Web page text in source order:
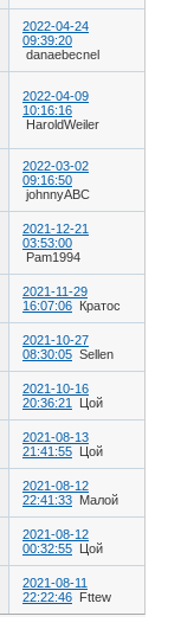
2022-04-24
09:39:20
danaebecnel
2022-04-09
10:16:16
HaroldWeiler
2022-03-02
09:16:50
johnnyABC
2021-12-21
03:53:00
Pam1994
2021-11-29
16:07:06 Кратос
2021-10-27
08:30:05 Sellen
2021-10-16
20:36:21
Цой
2021-08-13
21:41:55 Цой
2021-08-12
22:41:33 Малой
2021-08-12
00:32:55 Цой
2021-08-11
22:22:46 Fttew